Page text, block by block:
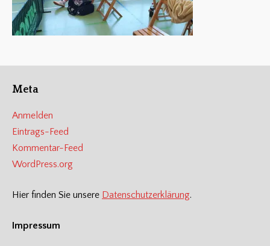
Meta
Anmelden
Eintrags-Feed
Kommentar-Feed
WordPress.org
Hier finden Sie unsere Datenschutzerklärung.
Impressum